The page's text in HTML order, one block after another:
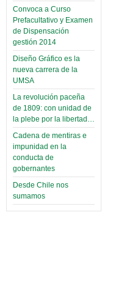
Convoca a Curso
Prefacultativo y Examen
de Dispensación
gestión 2014
Diseño Gráfico es la
nueva carrera de la
UMSA
La revolución paceña
de 1809: con unidad de
la plebe por la libertad…
Cadena de mentiras e
impunidad en la
conducta de
gobernantes
Desde Chile nos
sumamos